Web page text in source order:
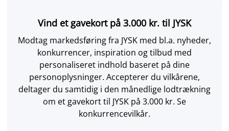
Vind et gavekort på 3.000 kr. til JYSK
Modtag markedsføring fra JYSK med bl.a. nyheder,
konkurrencer, inspiration og tilbud med
personaliseret indhold baseret på dine
personoplysninger. Accepterer du vilkårene,
deltager du samtidig i den månedlige lodtrækning
om et gavekort til JYSK på 3.000 kr. Se
konkurrencevilkår.